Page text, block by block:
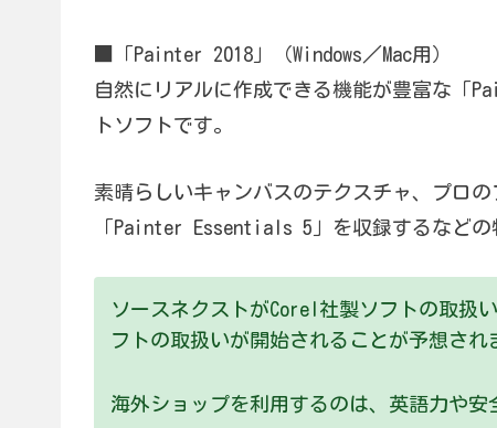
■「Painter 2018」（Windows／Mac用）
自然にリアルに作成できる機能が豊富な「
トソフトです。
素晴らしいキャンバスのテクスチャ、プロ
「Painter Essentials 5」を収録するなどの
ソースネクストがCorel社製ソフトの取扱
フトの取扱いが開始されることが予想され
海外ショップを利用するのは、英語力や